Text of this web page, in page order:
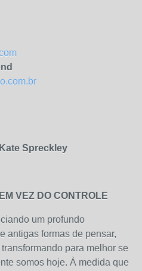
Spreckley
VEZ DO CONTROLE
um profundo
antigas formas de pensar,
para melhor se
somos hoje. À medida que